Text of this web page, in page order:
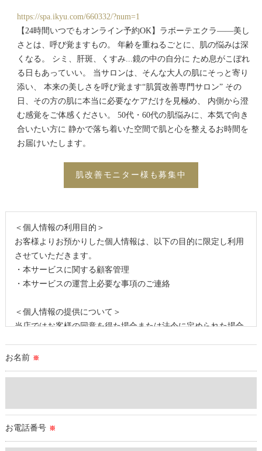
https://spa.ikyu.com/660332/?num=1
【24時間いつでもオンライン予約OK】ラボーテエクラ——美し
さとは、呼び覚ますもの。 年齢を重ねるごとに、肌の悩みは深
くなる。 シミ、肝斑、くすみ...鏡の中の自分に ため息がこぼれ
る日もあっていい。 当サロンは、そんな大人の肌にそっと寄り
添い、 本来の美しさを呼び覚ます“肌質改善専門サロン” その
日、その方の肌に本当に必要なケアだけを見極め、 内側から澄
む感覚をご体感ください。 50代・60代の肌悩みに、本気で向き
合いたい方に 静かで落ち着いた空間で肌と心を整えるお時間を
お届けいたします。
肌改善モニター様も募集中
＜個人情報の利用目的＞
お客様よりお預かりした個人情報は、以下の目的に限定し利用
させていただきます。
・本サービスに関する顧客管理
・本サービスの運営上必要な事項のご連絡
＜個人情報の提供について＞
当店ではお客様の同意を得た場合または法令に定められた場合
取得した個人情報を第三者に提供することはいたしません。
外部に委託する場合があります。
これらの委託先に対しては個人情報保護契約等の措置をとり、
お名前 ※
お電話番号 ※